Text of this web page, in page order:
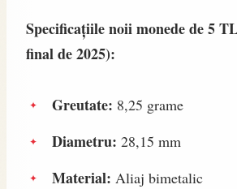
Specificațiile noii monede de 5
final de 2025):
Greutate: 8,25 grame
Diametru: 28,15 mm
Material: Aliaj bimetalic